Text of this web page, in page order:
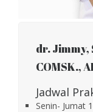
dr. Jimmy,
COMSK.,
Jadwal
Senin- Jumat